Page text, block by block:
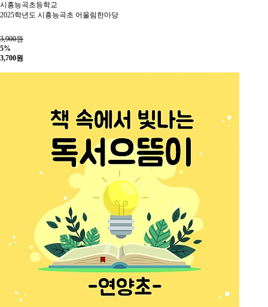
시흥능곡초등학교
2025학년도 시흥능곡초 어울림한마당
3,900원
5%
3,700원